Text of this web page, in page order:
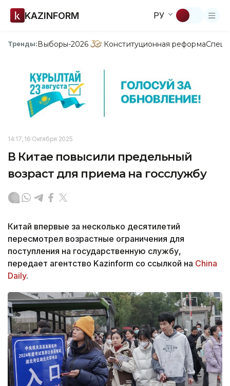
KAZINFORM РУ
Тренды:Выборы-2026 Конституционная реформа
14:17, 16 Октября 2025
В Китае повысили предельный
возраст для приема на госслужбу
Китай впервые за несколько десятилетий
пересмотрел возрастные ограничения для
поступления на государственную службу,
передает агентство Kazinform со ссылкой на China
Daily.